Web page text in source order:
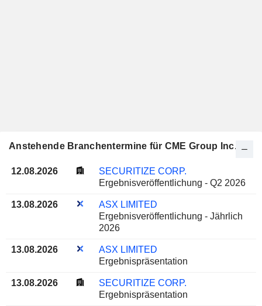
Anstehende Branchentermine für CME Group Inc.
12.08.2026
SECURITIZE CORP.
Ergebnisveröffentlichung - Q2 2026
13.08.2026
ASX LIMITED
Ergebnisveröffentlichung - Jährlich
2026
13.08.2026
ASX LIMITED
Ergebnispräsentation
13.08.2026
SECURITIZE CORP.
Ergebnispräsentation